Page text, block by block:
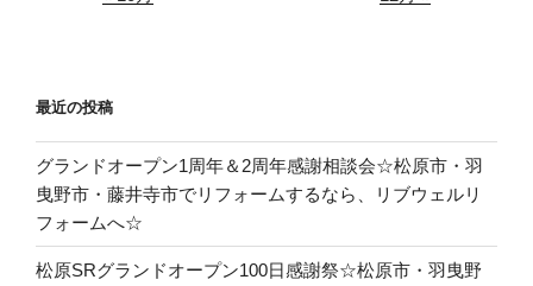
最近の投稿
グランドオープン1周年＆2周年感謝相談会☆松原市・羽
曳野市・藤井寺市でリフォームするなら、リブウェルリ
フォームへ☆
松原SRグランドオープン100日感謝祭☆松原市・羽曳野